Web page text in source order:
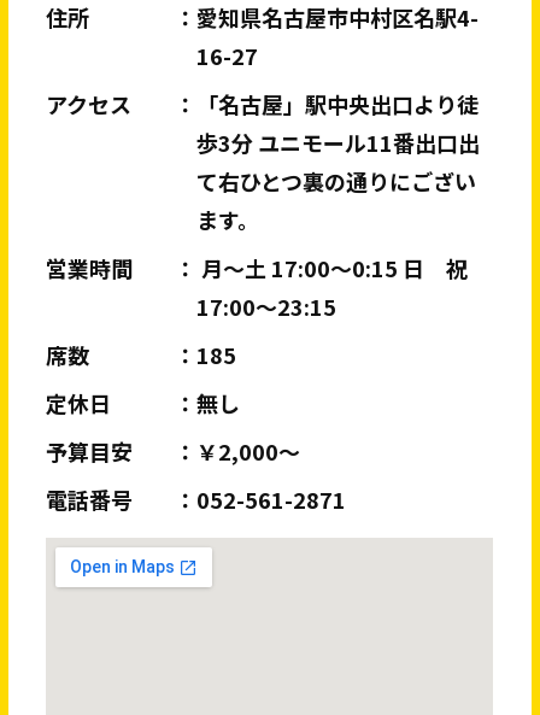
住所
愛知県名古屋市中村区名駅4-
16-27
アクセス
「名古屋」駅中央出口より徒
歩3分 ユニモール11番出口出
て右ひとつ裏の通りにござい
ます。
営業時間
月～土 17:00～0:15 日 祝
17:00～23:15
席数
185
定休日
無し
予算目安
￥2,000～
電話番号
052-561-2871